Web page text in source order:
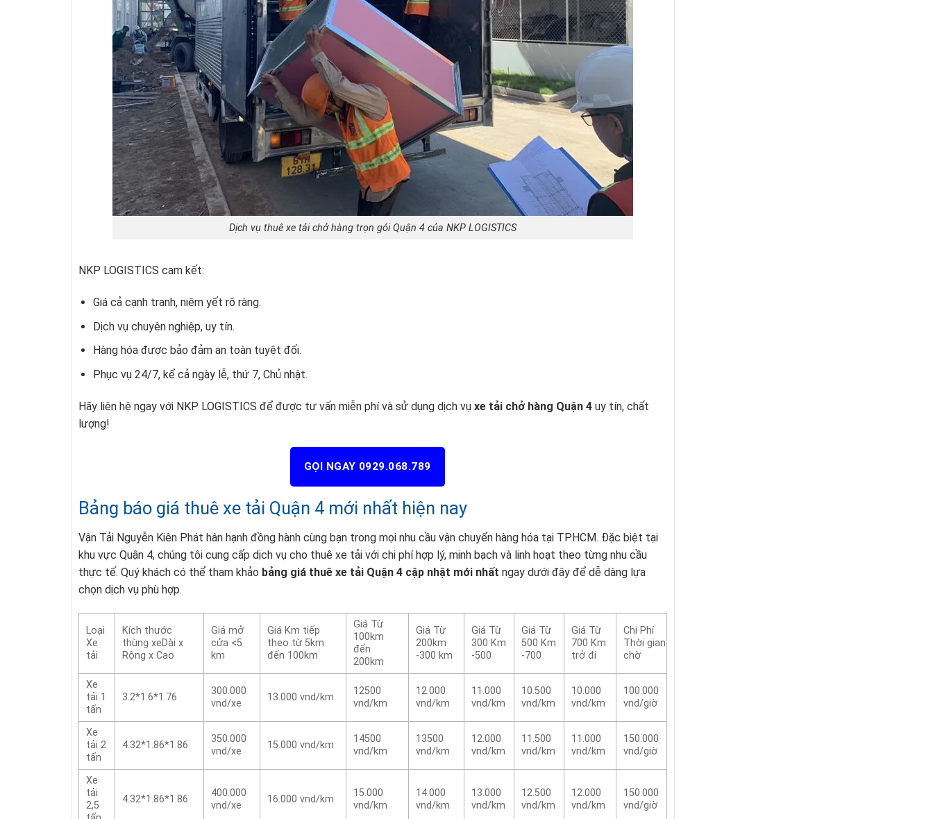
Dịch vụ thuê xe tải chở hàng trọn gói Quận 4 của NKP LOGISTICS
NKP LOGISTICS cam kết:
Giá cả cạnh tranh, niêm yết rõ ràng.
Dịch vụ chuyên nghiệp, uy tín.
Hàng hóa được bảo đảm an toàn tuyệt đối.
Phục vụ 24/7, kể cả ngày lễ, thứ 7, Chủ nhật.
Hãy liên hệ ngay với NKP LOGISTICS để được tư vấn miễn phí và sử dụng dịch vụ xe tải chở hàng Quận 4 uy tín, chất
lượng!
GỌI NGAY 0929.068.789
Bảng báo giá thuê xe tải Quận 4 mới nhất hiện nay
Vận Tải Nguyễn Kiên Phát hân hạnh đồng hành cùng bạn trong mọi nhu cầu vận chuyển hàng hóa tại TP.HCM. Đặc biệt tại
khu vực Quận 4, chúng tôi cung cấp dịch vụ cho thuê xe tải với chi phí hợp lý, minh bạch và linh hoạt theo từng nhu cầu
thực tế. Quý khách có thể tham khảo bảng giá thuê xe tải Quận 4 cập nhật mới nhất ngay dưới đây để dễ dàng lựa
chọn dịch vụ phù hợp.
Loại
Xe
tải
Kích thước
thùng xeDài x
Rộng x Cao
Giá mở
cửa <5
km
Giá Km tiếp
theo từ 5km
đến 100km
Giá Từ
100km
đến
200km
Giá Từ
200km
-300 km
Giá Từ
300 Km
-500
Giá Từ
500 Km
-700
Giá Từ
700 Km
trở đi
Chi Phí
Thời gian
chờ
Xe
tải 1
tấn
3.2*1.6*1.76
300.000
vnd/xe
13.000 vnd/km
12500
vnd/km
12.000
vnd/km
11.000
vnd/km
10.500
vnd/km
10.000
vnd/km
100.000
vnd/giờ
Xe
tải 2
tấn
4.32*1.86*1.86
350.000
vnd/xe
15.000 vnd/km
14500
vnd/km
13500
vnd/km
12.000
vnd/km
11.500
vnd/km
11.000
vnd/km
150.000
vnd/giờ
Xe
tải
2,5
4.32*1.86*1.86
400.000
vnd/xe
16.000 vnd/km
15.000
vnd/km
14.000
vnd/km
13.000
vnd/km
12.500
vnd/km
12.000
vnd/km
150.000
vnd/giờ